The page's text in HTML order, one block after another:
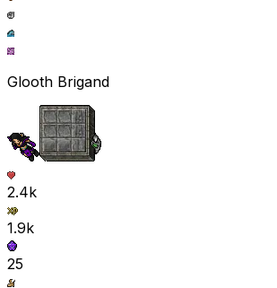
Glooth Brigand
2.4k
1.9k
25